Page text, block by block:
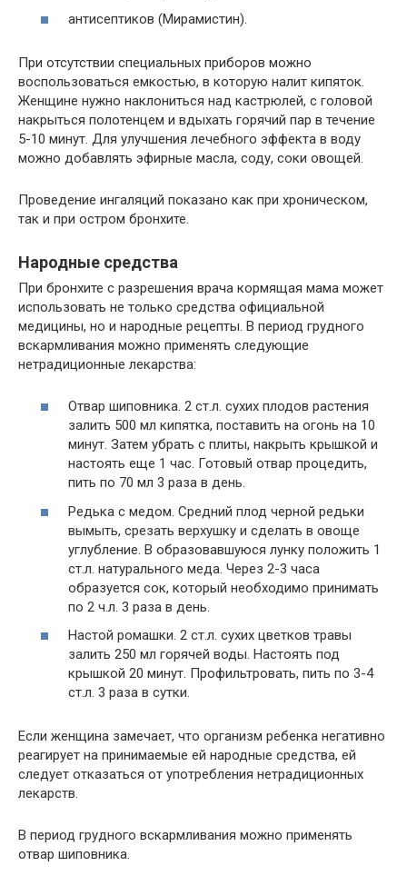
антисептиков (Мирамистин).
При отсутствии специальных приборов можно
воспользоваться емкостью, в которую налит кипяток.
Женщине нужно наклониться над кастрюлей, с головой
накрыться полотенцем и вдыхать горячий пар в течение
5-10 минут. Для улучшения лечебного эффекта в воду
можно добавлять эфирные масла, соду, соки овощей.
Проведение ингаляций показано как при хроническом,
так и при остром бронхите.
Народные средства
При бронхите с разрешения врача кормящая мама может
использовать не только средства официальной
медицины, но и народные рецепты. В период грудного
вскармливания можно применять следующие
нетрадиционные лекарства:
Отвар шиповника. 2 ст.л. сухих плодов растения
залить 500 мл кипятка, поставить на огонь на 10
минут. Затем убрать с плиты, накрыть крышкой и
настоять еще 1 час. Готовый отвар процедить,
пить по 70 мл 3 раза в день.
Редька с медом. Средний плод черной редьки
вымыть, срезать верхушку и сделать в овоще
углубление. В образовавшуюся лунку положить 1
ст.л. натурального меда. Через 2-3 часа
образуется сок, который необходимо принимать
по 2 ч.л. 3 раза в день.
Настой ромашки. 2 ст.л. сухих цветков травы
залить 250 мл горячей воды. Настоять под
крышкой 20 минут. Профильтровать, пить по 3-4
ст.л. 3 раза в сутки.
Если женщина замечает, что организм ребенка негативно
реагирует на принимаемые ей народные средства, ей
следует отказаться от употребления нетрадиционных
лекарств.
В период грудного вскармливания можно применять
отвар шиповника.